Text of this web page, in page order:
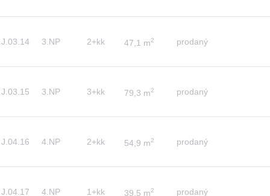
J.03.14 3.NP 2+kk 47,1 m2 prodaný
J.03.15 3.NP 3+kk 79,3 m2 prodaný
J.04.16 4.NP 2+kk 54,9 m2 prodaný
J.04.17 4.NP 1+kk 39,5 m2 prodaný